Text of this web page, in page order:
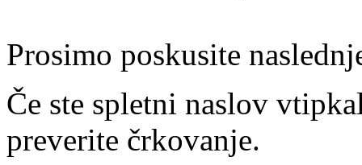
Prosimo poskusite
Če ste spletni naslov
preverite črkovanje.